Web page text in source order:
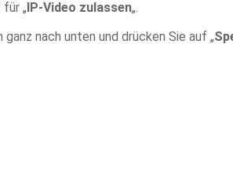
„IP-Video zulassen„.
ganz nach unten und drücken Sie auf „